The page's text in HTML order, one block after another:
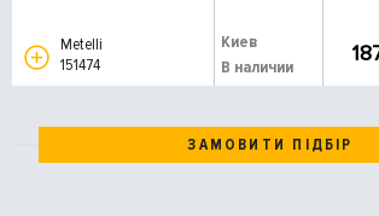
Metelli
151474
Киев
В наличии
ЗАМОВИТИ ПІДБІР